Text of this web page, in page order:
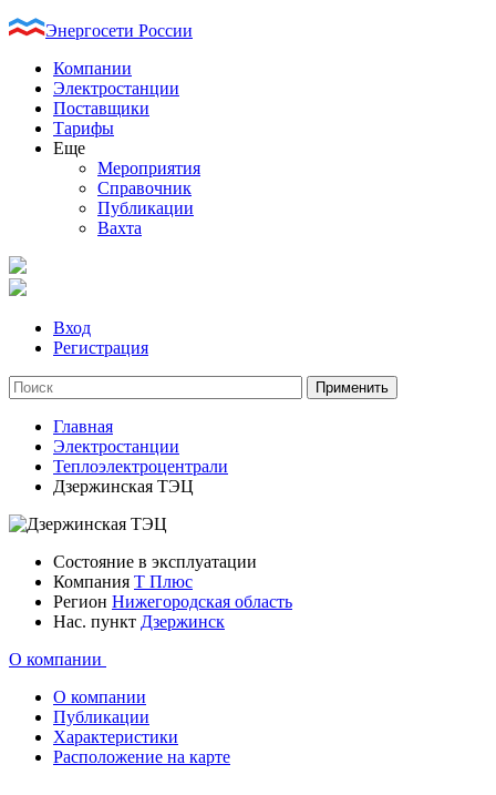
Энергосети России
Компании
Электростанции
Поставщики
Тарифы
Еще
Мероприятия
Справочник
Публикации
Вахта
Вход
Регистрация
Главная
Электростанции
Теплоэлектроцентрали
Дзержинская ТЭЦ
Состояние в эксплуатации
Компания Т Плюс
Регион Нижегородская область
Нас. пункт Дзержинск
О компании
О компании
Публикации
Характеристики
Расположение на карте